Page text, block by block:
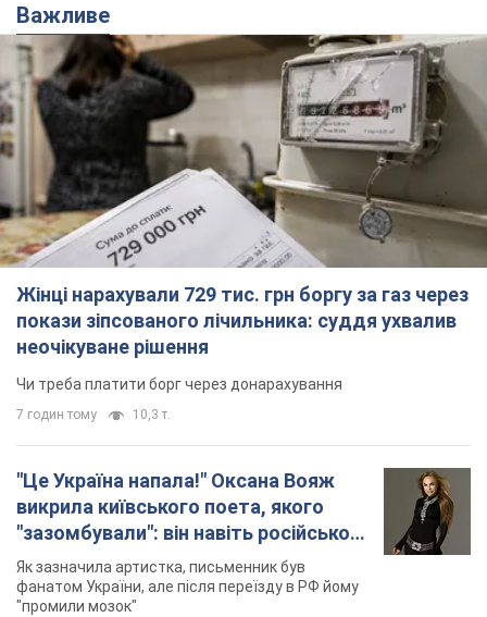
Важливе
Жінці нарахували 729 тис. грн боргу за газ через
покази зіпсованого лічильника: суддя ухвалив
неочікуване рішення
Чи треба платити борг через донарахування
7 годин тому 10,3 т.
"Це Україна напала!" Оксана Вояж
викрила київського поета, якого
"зазомбували": він навіть російської
не знав, а тепер хоче геноциду
українців
Як зазначила артистка, письменник був
фанатом України, але після переїзду в РФ йому
"промили мозок"